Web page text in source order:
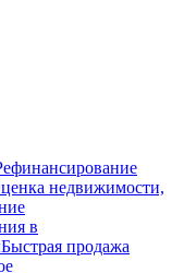
недвижимости,
в
Быстрая продажа